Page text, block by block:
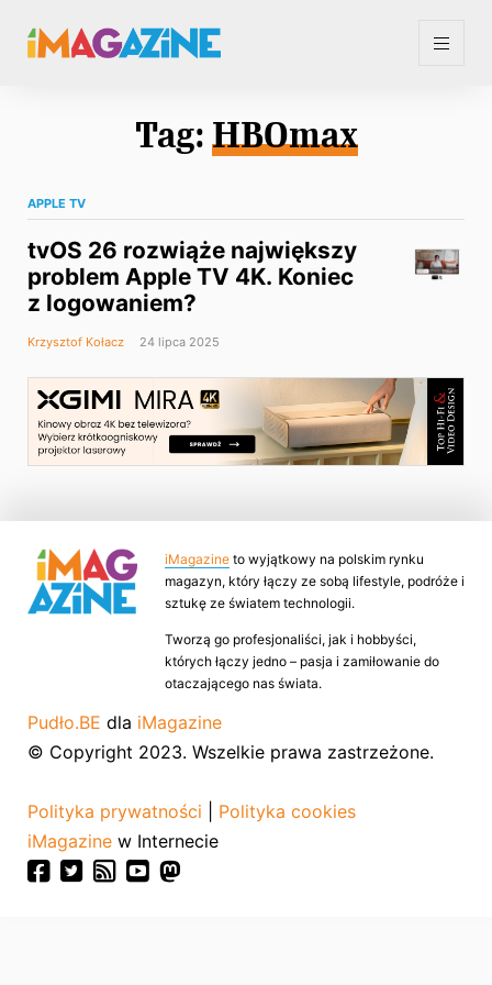
Tag: HBOmax
APPLE TV
tvOS 26 rozwiąże największy
problem Apple TV 4K. Koniec
z logowaniem?
Krzysztof Kołacz 24 lipca 2025
iMagazine to wyjątkowy na polskim rynku
magazyn, który łączy ze sobą lifestyle, podróże i
sztukę ze światem technologii.
Tworzą go profesjonaliści, jak i hobbyści,
których łączy jedno – pasja i zamiłowanie do
otaczającego nas świata.
Pudło.BE dla iMagazine
© Copyright 2023. Wszelkie prawa zastrzeżone.
Polityka prywatności
Polityka cookies
iMagazine w Internecie